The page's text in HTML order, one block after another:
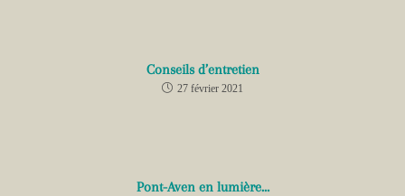
Conseils d’entretien
27 février 2021
Pont-Aven en lumière…